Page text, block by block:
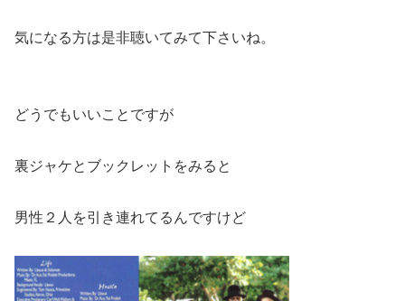
気になる方は是非聴いてみて下さいね。
どうでもいいことですが
裏ジャケとブックレットをみると
男性２人を引き連れてるんですけど